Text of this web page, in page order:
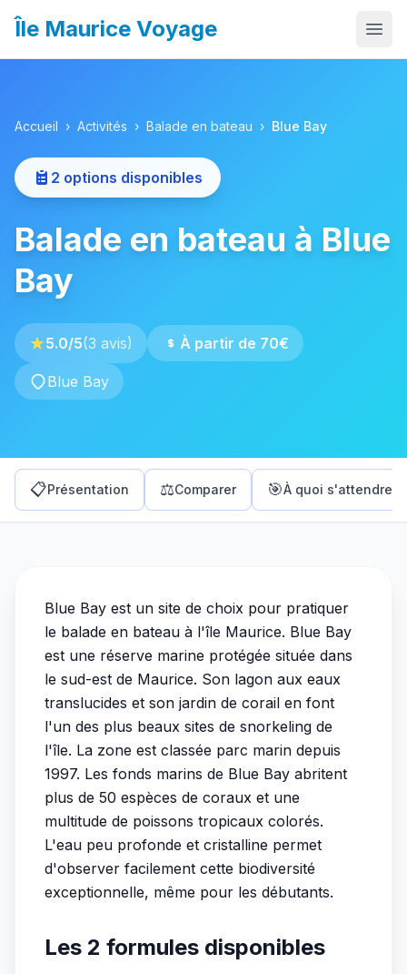
Île Maurice Voyage
Que faire
Où aller
Itinéraires
Budget
Quand partir
Infos pratiques
Activités
Accueil › Activités › Balade en bateau › Blue Bay
2 options disponibles
Balade en bateau à Blue
Bay
★5.0/5(3 avis) À partir de 70€
Blue Bay
📋Présentation ⚖️Comparer 🎯À quoi s'attendre
Blue Bay est un site de choix pour pratiquer
le balade en bateau à l'île Maurice. Blue Bay
est une réserve marine protégée située dans
le sud-est de Maurice. Son lagon aux eaux
translucides et son jardin de corail en font
l'un des plus beaux sites de snorkeling de
l'île. La zone est classée parc marin depuis
1997. Les fonds marins de Blue Bay abritent
plus de 50 espèces de coraux et une
multitude de poissons tropicaux colorés.
L'eau peu profonde et cristalline permet
d'observer facilement cette biodiversité
exceptionnelle, même pour les débutants.
Les 2 formules disponibles